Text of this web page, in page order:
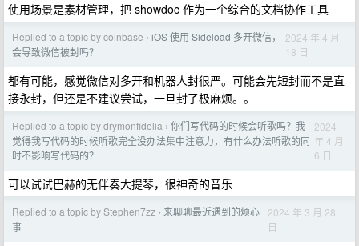
使用场景是素材管理，把 showdoc 作为一个综合的文档协作工具
Replied to a topic by coinbase › iOS 使用 Sideload 多开微信，
会导致微信被封吗？
2024 年 4 月
18 日
都有可能，感觉微信对多开和机器人封很严。可能会先短封而不是直
接永封，但还是不建议尝试，一旦封了极麻烦。。
Replied to a topic by drymonfidelia › 你们写代码的时候会听歌吗？我
觉得我写代码的时候听歌完全没办法集中注意力，有什么办法听歌的同
时不影响写代码的？
2024
年 4 月
6 日
可以试试巴赫的无伴奏大提琴，很神奇的音乐
Replied to a topic by Stephen7zz › 来聊聊最近遇到的烦心
事
2024 年 3 月 28
日